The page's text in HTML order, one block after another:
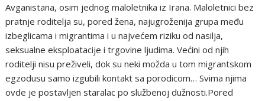
Avganistana, osim jednog maloletnika iz Irana. Maloletnici bez
pratnje roditelja su, pored žena, najugroženija grupa među
izbeglicama i migrantima i u najvećem riziku od nasilja,
seksualne eksploatacije i trgovine ljudima. Većini od njih
roditelji nisu preživeli, dok su neki možda u tom migrantskom
egzodusu samo izgubili kontakt sa porodicom… Svima njima
ovde je postavljen staralac po službenoj dužnosti.Pored